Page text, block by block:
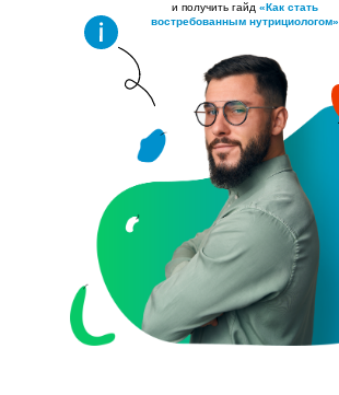
и получить гайд «Как стать
востребованным нутрициологом»